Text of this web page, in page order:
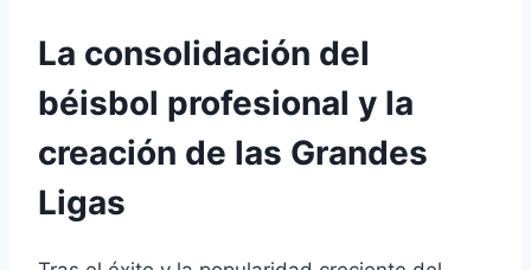
La consolidación del
béisbol profesional y la
creación de las Grandes
Ligas